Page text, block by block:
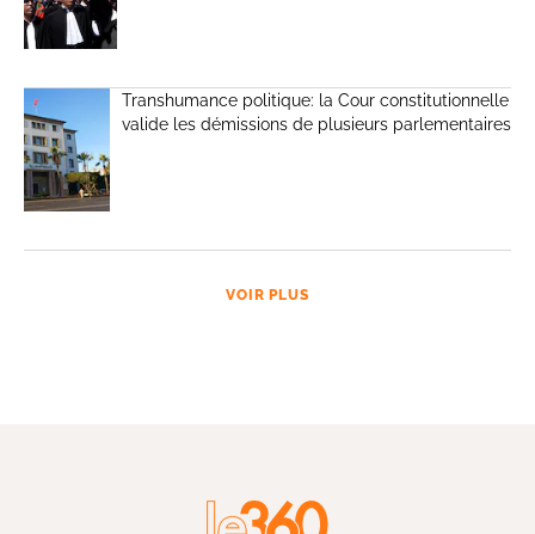
Transhumance politique: la Cour constitutionnelle
valide les démissions de plusieurs parlementaires
VOIR PLUS